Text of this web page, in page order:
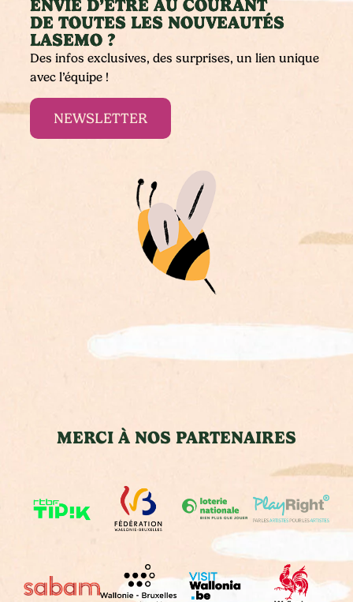
ENVIE D’ÊTRE AU COURANT
DE TOUTES LES NOUVEAUTÉS
LASEMO ?
Des infos exclusives, des surprises, un lien unique
avec l’équipe !
NEWSLETTER
MERCI À NOS PARTENAIRES